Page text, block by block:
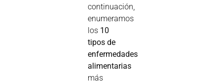
continuación,
enumeramos
los 10
tipos de
enfermedades
alimentarias
más